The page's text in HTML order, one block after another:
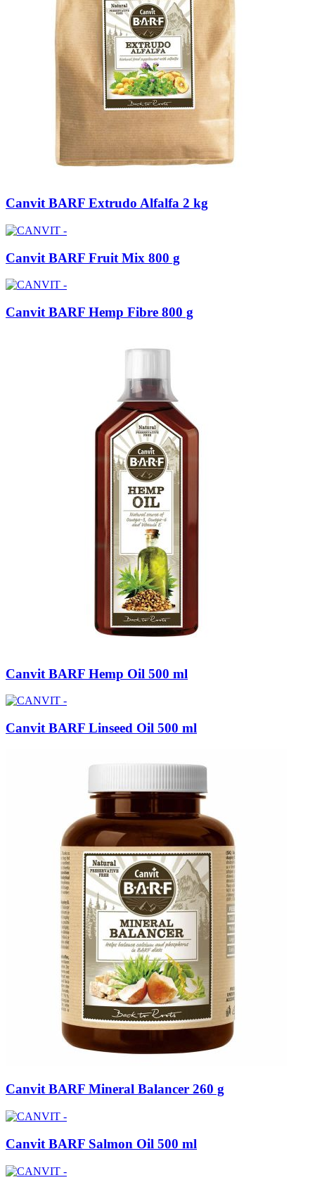
Canvit BARF Extrudo Alfalfa 2 kg
Canvit BARF Fruit Mix 800 g
Canvit BARF Hemp Fibre 800 g
Canvit BARF Hemp Oil 500 ml
Canvit BARF Linseed Oil 500 ml
Canvit BARF Mineral Balancer 260 g
Canvit BARF Salmon Oil 500 ml